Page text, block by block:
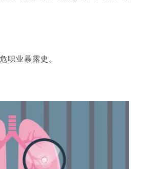
职业暴露史。